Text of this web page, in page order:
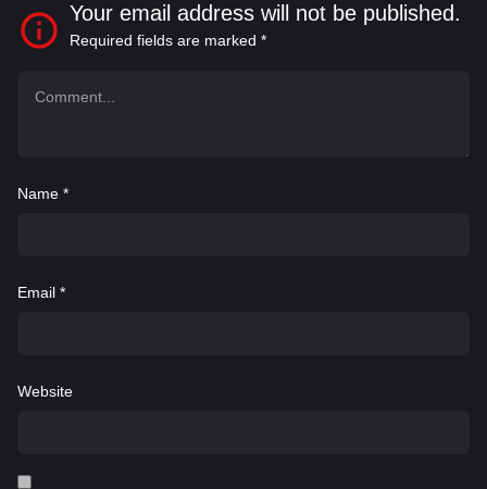
Your email address will not be published.
Required fields are marked *
Name *
Email *
Website